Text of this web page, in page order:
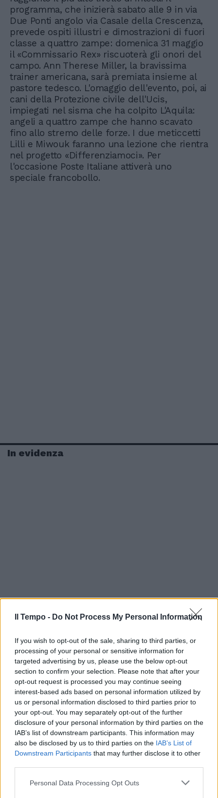
Il Tempo - Do Not Process My Personal Information
If you wish to opt-out of the sale, sharing to third parties, or
processing of your personal or sensitive information for
targeted advertising by us, please use the below opt-out
section to confirm your selection. Please note that after your
opt-out request is processed you may continue seeing
interest-based ads based on personal information utilized by
us or personal information disclosed to third parties prior to
your opt-out. You may separately opt-out of the further
disclosure of your personal information by third parties on the
IAB’s list of downstream participants. This information may
also be disclosed by us to third parties on the IAB’s List of
Downstream Participants that may further disclose it to other
Personal Data Processing Opt Outs
programma, che inizierà sabato alle 9 in via
Due Ponti angolo via Casale della Crescenza,
prevede ospiti illustri e dimostrazioni di fuori
classe a quattro zampe: domenica 31 maggio
il «Commissario Rex» riscuoterà gli onori del
campo. Ann Therese Miller, la bravissima
trainer americana, sarà premiata insieme al
pastore tedesco. L'omaggio dell'evento, poi, ai
cani della Protezione civile dell'Ucis,
impiegati nel sisma che ha colpito L'Aquila:
angeli a quattro zampe che hanno scavato
fino allo stremo delle forze. I due meticcetti
Lilli e Miwouk faranno una lezione che rientra
nel progetto «Differenziamoci». Per
l'occasione Poste Italiane attiverà uno
speciale francobollo.
In evidenza